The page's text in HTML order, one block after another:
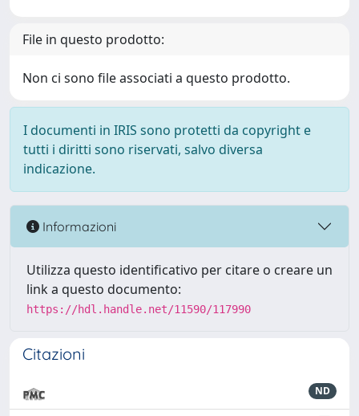
File in questo prodotto:
Non ci sono file associati a questo prodotto.
I documenti in IRIS sono protetti da copyright e
tutti i diritti sono riservati, salvo diversa
indicazione.
Informazioni
Utilizza questo identificativo per citare o creare un
link a questo documento:
https://hdl.handle.net/11590/117990
Citazioni
ND